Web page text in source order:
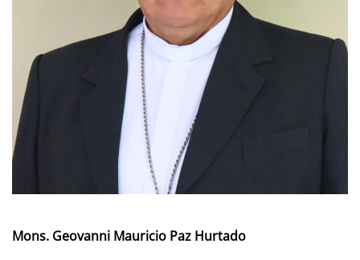
Mons. Geovanni Mauricio Paz Hurtado